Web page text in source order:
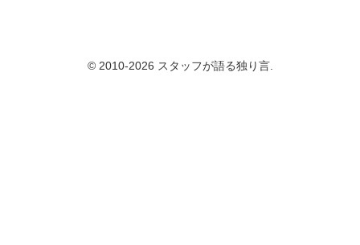
© 2010-2026 スタッフが語る独り言.